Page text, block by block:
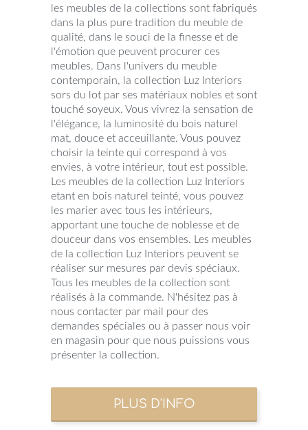
les meubles de la collections sont fabriqués
dans la plus pure tradition du meuble de
qualité, dans le souci de la finesse et de
l'émotion que peuvent procurer ces
meubles. Dans l'univers du meuble
contemporain, la collection Luz Interiors
sors du lot par ses matériaux nobles et sont
touché soyeux. Vous vivrez la sensation de
l'élégance, la luminosité du bois naturel
mat, douce et acceuillante. Vous pouvez
choisir la teinte qui correspond à vos
envies, à votre intérieur, tout est possible.
Les meubles de la collection Luz Interiors
etant en bois naturel teinté, vous pouvez
les marier avec tous les intérieurs,
apportant une touche de noblesse et de
douceur dans vos ensembles. Les meubles
de la collection Luz Interiors peuvent se
réaliser sur mesures par devis spéciaux.
Tous les meubles de la collection sont
réalisés à la commande. N'hésitez pas à
nous contacter par mail pour des
demandes spéciales ou à passer nous voir
en magasin pour que nous puissions vous
présenter la collection.